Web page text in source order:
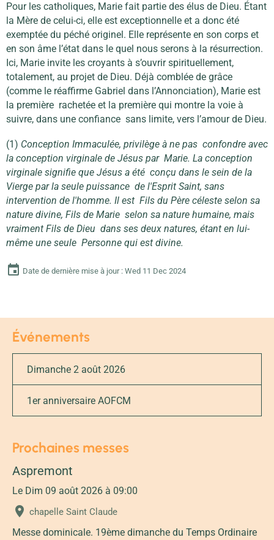
Pour les catholiques, Marie fait partie des élus de Dieu. Étant
la Mère de celui-ci, elle est exceptionnelle et a donc été
exemptée du péché originel. Elle représente en son corps et
en son âme l’état dans le quel nous serons à la résurrection.
Ici, Marie invite les croyants à s’ouvrir spirituellement,
totalement, au projet de Dieu. Déjà comblée de grâce
(comme le réaffirme Gabriel dans l’Annonciation), Marie est
la première rachetée et la première qui montre la voie à
suivre, dans une confiance sans limite, vers l’amour de Dieu.
(1) Conception Immaculée, privilège à ne pas confondre avec
la conception virginale de Jésus par Marie. La conception
virginale signifie que Jésus a été conçu dans le sein de la
Vierge par la seule puissance de l'Esprit Saint, sans
intervention de l'homme. Il est Fils du Père céleste selon sa
nature divine, Fils de Marie selon sa nature humaine, mais
vraiment Fils de Dieu dans ses deux natures, étant en lui-
même une seule Personne qui est divine.
Date de dernière mise à jour : Wed 11 Dec 2024
Événements
Dimanche 2 août 2026
1er anniversaire AOFCM
Prochaines messes
Aspremont
Le Dim 09 août 2026 à 09:00
chapelle Saint Claude
Messe dominicale. 19ème dimanche du Temps Ordinaire